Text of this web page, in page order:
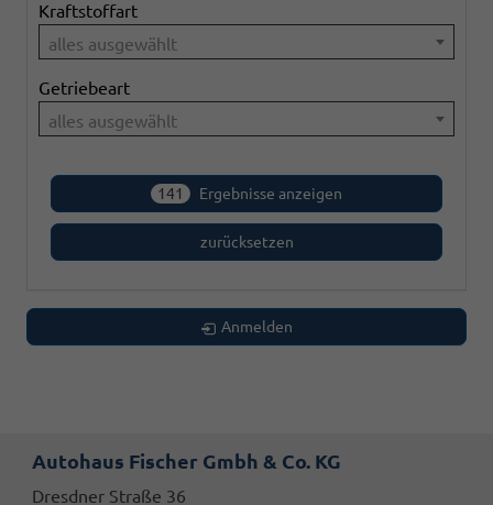
Kraftstoffart
alles ausgewählt
Getriebeart
alles ausgewählt
141 Ergebnisse anzeigen
zurücksetzen
Anmelden
Autohaus Fischer Gmbh & Co. KG
Dresdner Straße 36